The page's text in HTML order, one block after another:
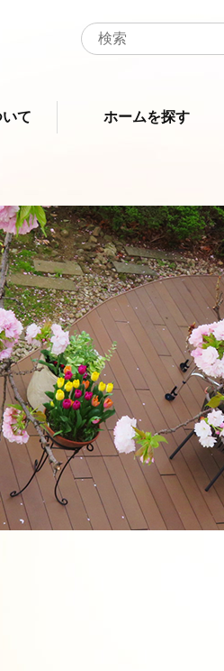
て ホームを探す